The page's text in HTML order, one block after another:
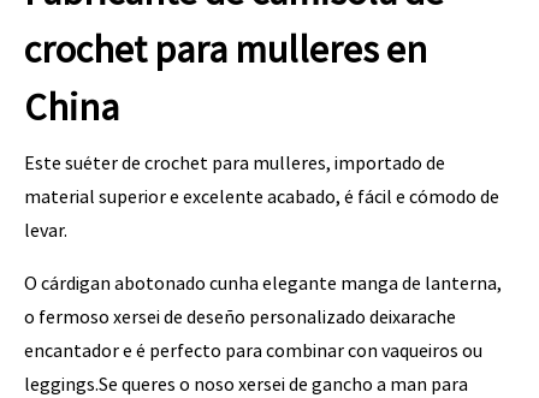
crochet para mulleres en
China
Este suéter de crochet para mulleres, importado de
material superior e excelente acabado, é fácil e cómodo de
levar.
O cárdigan abotonado cunha elegante manga de lanterna,
o fermoso xersei de deseño personalizado deixarache
encantador e é perfecto para combinar con vaqueiros ou
leggings.Se queres o noso xersei de gancho a man para